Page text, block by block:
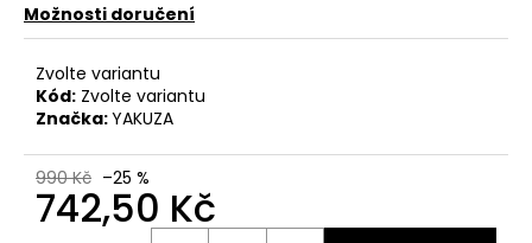
Možnosti doručení
Zvolte variantu
Kód: Zvolte variantu
Značka:YAKUZA
990 Kč –25 %
742,50 Kč
j
e
m
e
PÁNSKÉ
TRIČKO
YAKUZA
TSB27013